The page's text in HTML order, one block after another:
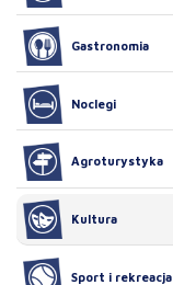
Gastronomia
Noclegi
Agroturystyka
Kultura
Sport i rekreacja